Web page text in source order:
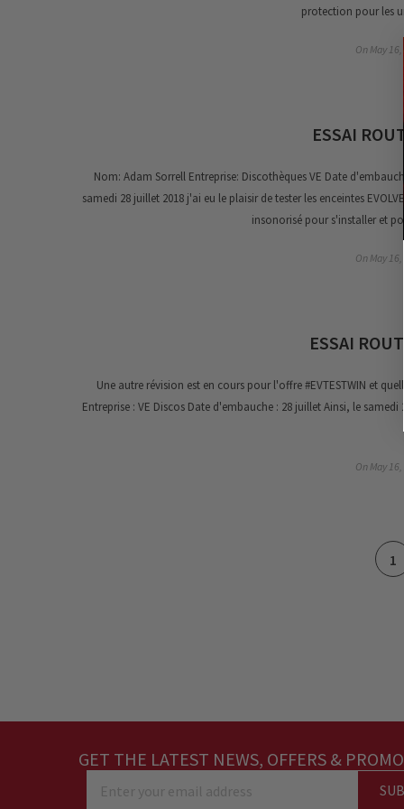
protection pour les
On May 16,
ESSAI
Nom: Adam Sorrell Entreprise: Discothèques VE Date
samedi 28 juillet 2018 j'ai eu le plaisir de tester les enceintes
insonorisé pour s'installer et
On May 16,
ESSAI
Une autre révision est en cours pour l'offre #EVTESTWIN et
Entreprise : VE Discos Date d'embauche : 28 juillet Ainsi, le
On May
1
GET THE LATEST NEWS, OFFERS &
Enter your email address